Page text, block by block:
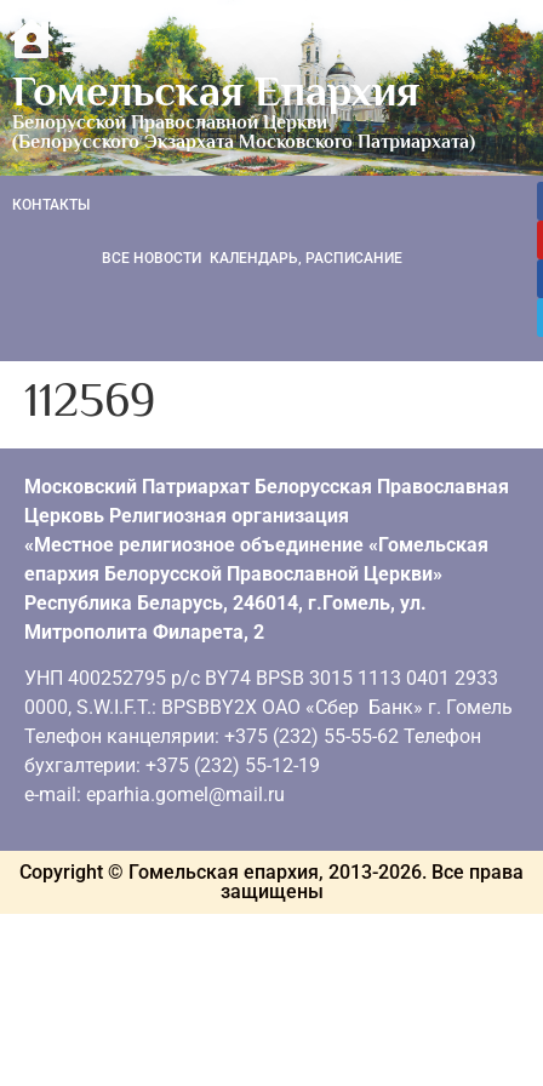
Гомельская Епархия
Белорусской Православной Церкви
(Белорусского Экзархата Московского Патриархата)
КОНТАКТЫ
ВСЕ НОВОСТИ КАЛЕНДАРЬ, РАСПИСАНИЕ
112569
Московский Патриархат Белорусская Православная
Церковь Религиозная организация
«Местное религиозное объединение «Гомельская
епархия Белорусской Православной Церкви»
Республика Беларусь, 246014, г.Гомель, ул.
Митрополита Филарета, 2
УНП 400252795 р/с BY74 BPSB 3015 1113 0401 2933
0000, S.W.I.F.T.: BPSBBY2X ОАО «Сбер Банк» г. Гомель
Телефон канцелярии: +375 (232) 55-55-62 Телефон
бухгалтерии: +375 (232) 55-12-19
e-mail: eparhia.gomel@mail.ru
Copyright © Гомельская епархия, 2013-2026. Все права
защищены